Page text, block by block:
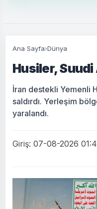
Ana Sayfa›Dünya
Husiler, Suudi
İran destekli Yemenli
saldırdı. Yerleşim
yaralandı.
Giriş: 07-08-2026